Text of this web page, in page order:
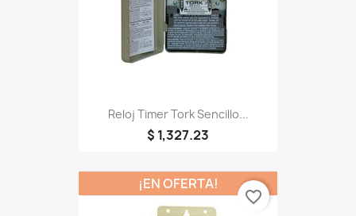
Reloj Timer Tork Sencillo...
$ 1,327.23
¡EN OFERTA!
favorite_border